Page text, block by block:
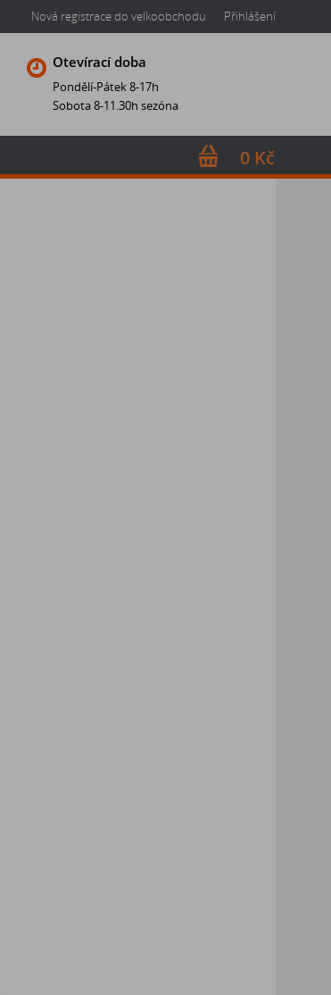
Nová registrace do velkoobchodu Přihlášení
Otevírací doba
Pondělí-Pátek 8-17h
Sobota 8-11.30h sezóna
0 Kč